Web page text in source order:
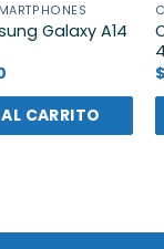
Galaxy A14
CARRITO
$